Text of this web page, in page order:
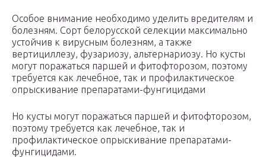
Особое внимание необходимо уделить вредителям и
болезням. Сорт белорусской селекции максимально
устойчив к вирусным болезням, а также
вертициллезу, фузариозу, альтернариозу. Но кусты
могут поражаться паршей и фитофторозом, поэтому
требуется как лечебное, так и профилактическое
опрыскивание препаратами-фунгицидами
Но кусты могут поражаться паршей и фитофторозом,
поэтому требуется как лечебное, так и
профилактическое опрыскивание препаратами-
фунгицидами.